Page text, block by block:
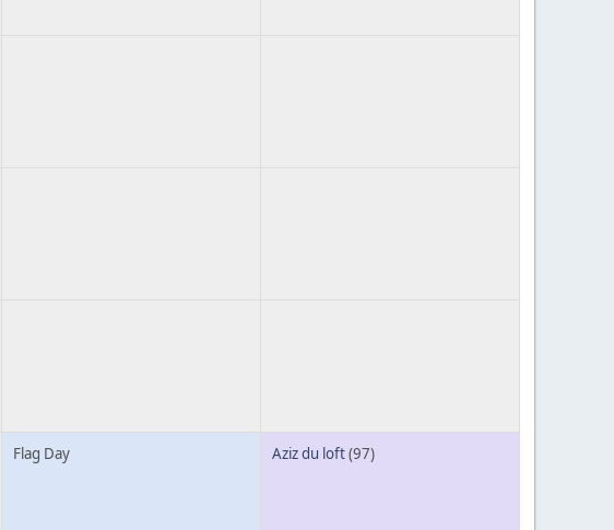
Flag Day Aziz du loft(97)